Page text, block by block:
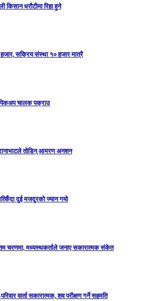
किसान धरौटीमा रिहा हुने
सक्रिय संस्था १० हजार मात्रै
पिकअप चालक पक्राउ
तोडिन् आमरण अनशन
दुई मजदुरको ज्यान गयो
चरणमा, मध्यस्थकर्ताले जनाए सकारात्मक संकेत
वार्ता सकारात्मक, शव परीक्षण गर्ने सहमति